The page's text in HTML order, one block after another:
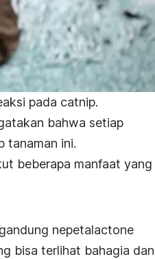
pada catnip.
bahwa setiap
tanaman ini.
beberapa manfaat yang
nepetalactone
bisa terlihat bahagia dan